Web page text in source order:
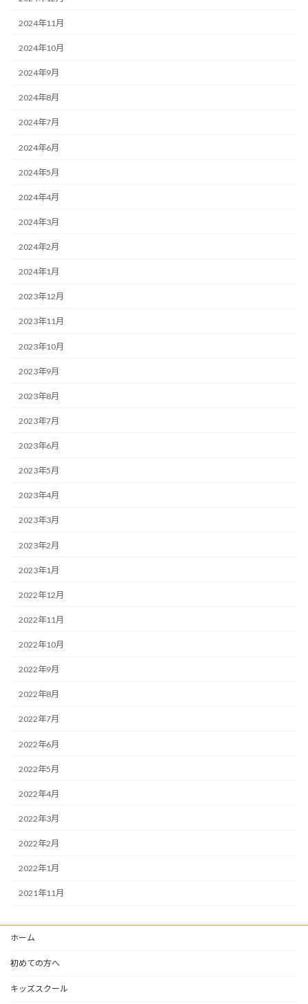
2024年11月
2024年10月
2024年9月
2024年8月
2024年7月
2024年6月
2024年5月
2024年4月
2024年3月
2024年2月
2024年1月
2023年12月
2023年11月
2023年10月
2023年9月
2023年8月
2023年7月
2023年6月
2023年5月
2023年4月
2023年3月
2023年2月
2023年1月
2022年12月
2022年11月
2022年10月
2022年9月
2022年8月
2022年7月
2022年6月
2022年5月
2022年4月
2022年3月
2022年2月
2022年1月
2021年11月
ホーム
初めての方へ
キッズスクール